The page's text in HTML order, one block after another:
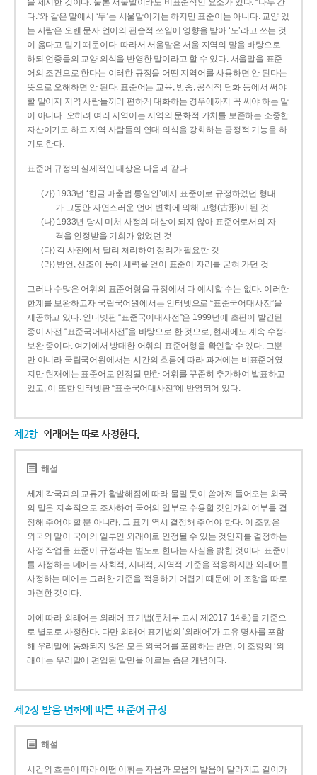
을 제시한 것이다. 물론 서울말이라도 비표준적인 요소가 있다. “나두 간
다.”와 같은 말에서 ‘두’는 서울말이기는 하지만 표준어는 아니다. 교양 있
는 사람은 오랜 문자 언어의 관습적 쓰임에 영향을 받아 ‘도’라고 쓰는 것
이 옳다고 믿기 때문이다. 따라서 서울말은 서울 지역의 말을 바탕으로
하되 언중들의 교양 의식을 반영한 말이라고 할 수 있다. 서울말을 표준
어의 조건으로 한다는 이러한 규정을 어떤 지역어를 사용하면 안 된다는
뜻으로 오해하면 안 된다. 표준어는 교육, 방송, 공식적 담화 등에서 써야
할 말이지 지역 사람들끼리 편하게 대화하는 경우에까지 꼭 써야 하는 말
이 아니다. 오히려 여러 지역어는 지역의 문화적 가치를 보존하는 소중한
자산이기도 하고 지역 사람들의 연대 의식을 강화하는 긍정적 기능을 하
기도 한다.
표준어 규정의 실제적인 대상은 다음과 같다.
(가) 1933년 ‘한글 마춤법 통일안’에서 표준어로 규정하였던 형태
가 그동안 자연스러운 언어 변화에 의해 고형(古形)이 된 것
(나) 1933년 당시 미처 사정의 대상이 되지 않아 표준어로서의 자
격을 인정받을 기회가 없었던 것
(다) 각 사전에서 달리 처리하여 정리가 필요한 것
(라) 방언, 신조어 등이 세력을 얻어 표준어 자리를 굳혀 가던 것
그러나 수많은 어휘의 표준어형을 규정에서 다 예시할 수는 없다. 이러한
한계를 보완하고자 국립국어원에서는 인터넷으로 “표준국어대사전”을
제공하고 있다. 인터넷판 “표준국어대사전”은 1999년에 초판이 발간된
종이 사전 “표준국어대사전”을 바탕으로 한 것으로, 현재에도 계속 수정·
보완 중이다. 여기에서 방대한 어휘의 표준어형을 확인할 수 있다. 그뿐
만 아니라 국립국어원에서는 시간의 흐름에 따라 과거에는 비표준어였
지만 현재에는 표준어로 인정될 만한 어휘를 꾸준히 추가하여 발표하고
있고, 이 또한 인터넷판 “표준국어대사전”에 반영되어 있다.
제2항 외래어는 따로 사정한다.
해설
세계 각국과의 교류가 활발해짐에 따라 물밀 듯이 쏟아져 들어오는 외국
의 말은 지속적으로 조사하여 국어의 일부로 수용할 것인가의 여부를 결
정해 주어야 할 뿐 아니라, 그 표기 역시 결정해 주어야 한다. 이 조항은
외국의 말이 국어의 일부인 외래어로 인정될 수 있는 것인지를 결정하는
사정 작업을 표준어 규정과는 별도로 한다는 사실을 밝힌 것이다. 표준어
를 사정하는 데에는 사회적, 시대적, 지역적 기준을 적용하지만 외래어를
사정하는 데에는 그러한 기준을 적용하기 어렵기 때문에 이 조항을 따로
마련한 것이다.
이에 따라 외래어는 외래어 표기법(문체부 고시 제2017-14호)을 기준으
로 별도로 사정한다. 다만 외래어 표기법의 ‘외래어’가 고유 명사를 포함
해 우리말에 동화되지 않은 모든 외국어를 포함하는 반면, 이 조항의 ‘외
래어’는 우리말에 편입된 말만을 이르는 좁은 개념이다.
제2장 발음 변화에 따른 표준어 규정
해설
시간의 흐름에 따라 어떤 어휘는 자음과 모음의 발음이 달라지고 길이가